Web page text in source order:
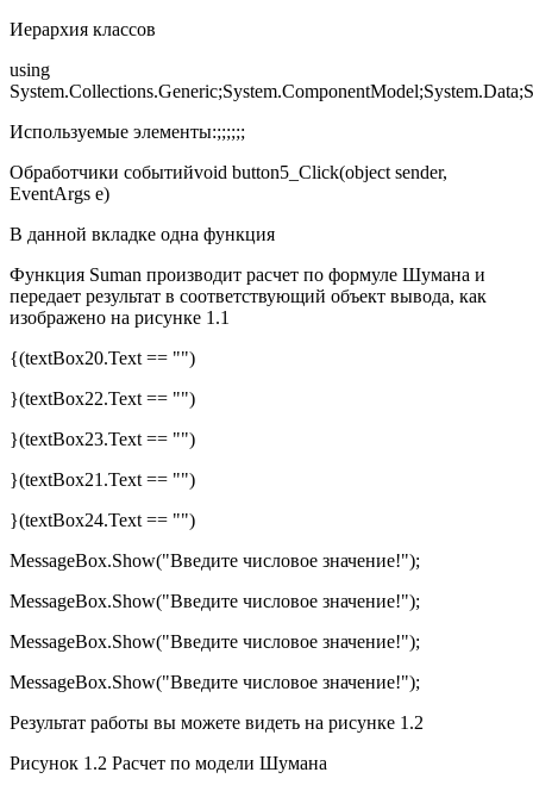
Иерархия классов
using
Используемые элементы:;;;;;;
Обработчики событийvoid button5_Click(object sender,
EventArgs e)
В данной вкладке одна функция
Функция Suman производит расчет по формуле Шумана и
передает результат в соответствующий объект вывода, как
изображено на рисунке 1.1
{(textBox20.Text == "")
}(textBox22.Text == "")
}(textBox23.Text == "")
}(textBox21.Text == "")
}(textBox24.Text == "")
MessageBox.Show("Введите числовое значение!");
MessageBox.Show("Введите числовое значение!");
MessageBox.Show("Введите числовое значение!");
MessageBox.Show("Введите числовое значение!");
Результат работы вы можете видеть на рисунке 1.2
Рисунок 1.2 Расчет по модели Шумана